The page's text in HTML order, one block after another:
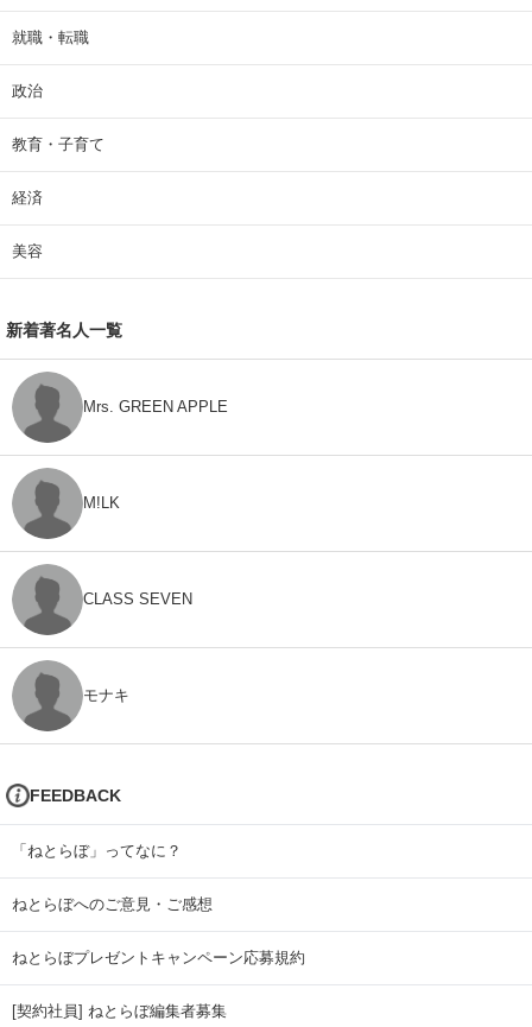
就職・転職
政治
教育・子育て
経済
美容
新着著名人一覧
Mrs. GREEN APPLE
M!LK
CLASS SEVEN
モナキ
FEEDBACK
「ねとらぼ」ってなに？
ねとらぼへのご意見・ご感想
ねとらぼプレゼントキャンペーン応募規約
[契約社員] ねとらぼ編集者募集